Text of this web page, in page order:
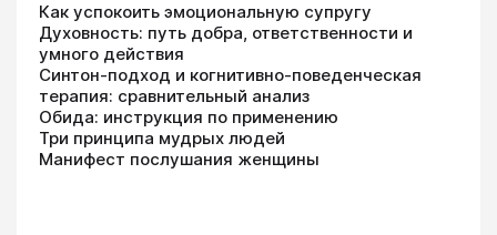
Как успокоить эмоциональную супругу
Духовность: путь добра, ответственности и
умного действия
Синтон-подход и когнитивно-поведенческая
терапия: сравнительный анализ
Обида: инструкция по применению
Три принципа мудрых людей
Манифест послушания женщины